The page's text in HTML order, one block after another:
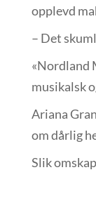
opplevd
– Det
«Nordland
musikalsk
Ariana
om dårlig
Slik